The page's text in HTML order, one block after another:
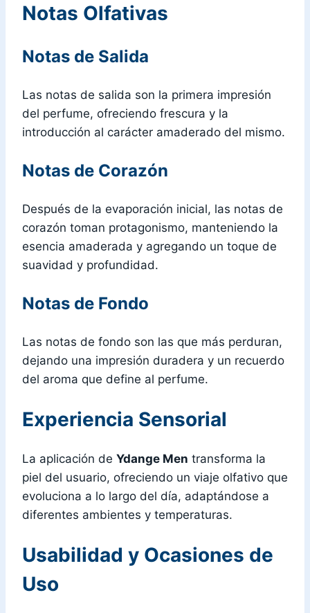
Notas Olfativas
Notas de Salida
Las notas de salida son la primera impresión
del perfume, ofreciendo frescura y la
introducción al carácter amaderado del mismo.
Notas de Corazón
Después de la evaporación inicial, las notas de
corazón toman protagonismo, manteniendo la
esencia amaderada y agregando un toque de
suavidad y profundidad.
Notas de Fondo
Las notas de fondo son las que más perduran,
dejando una impresión duradera y un recuerdo
del aroma que define al perfume.
Experiencia Sensorial
La aplicación de Ydange Men transforma la
piel del usuario, ofreciendo un viaje olfativo que
evoluciona a lo largo del día, adaptándose a
diferentes ambientes y temperaturas.
Usabilidad y Ocasiones de
Uso